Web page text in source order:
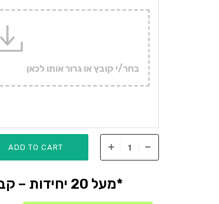
בחר/י קובץ או גרור אותו לכאן
ADD TO CART
*מעל 20 יחידות – קבלו מחיר אטרקטיבי